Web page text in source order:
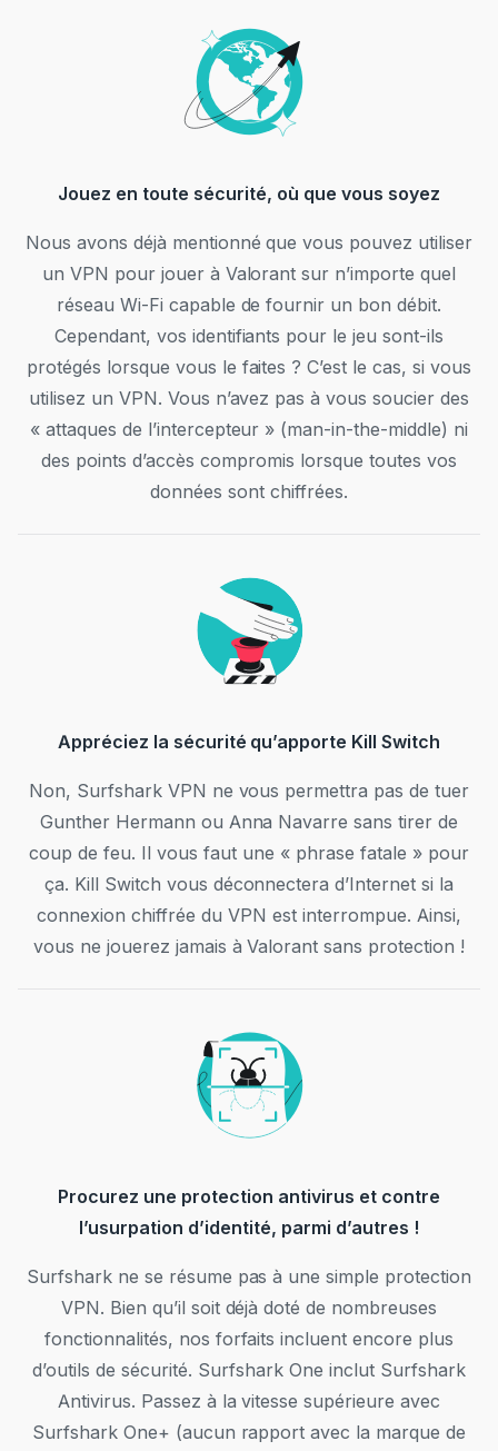
Jouez en toute sécurité, où que vous soyez
Nous avons déjà mentionné que vous pouvez utiliser
un VPN pour jouer à Valorant sur n’importe quel
réseau Wi-Fi capable de fournir un bon débit.
Cependant, vos identifiants pour le jeu sont-ils
protégés lorsque vous le faites ? C’est le cas, si vous
utilisez un VPN. Vous n’avez pas à vous soucier des
« attaques de l’intercepteur » (man-in-the-middle) ni
des points d’accès compromis lorsque toutes vos
données sont chiffrées.
Appréciez la sécurité qu’apporte Kill Switch
Non, Surfshark VPN ne vous permettra pas de tuer
Gunther Hermann ou Anna Navarre sans tirer de
coup de feu. Il vous faut une « phrase fatale » pour
ça. Kill Switch vous déconnectera d’Internet si la
connexion chiffrée du VPN est interrompue. Ainsi,
vous ne jouerez jamais à Valorant sans protection !
Procurez une protection antivirus et contre
l’usurpation d’identité, parmi d’autres !
Surfshark ne se résume pas à une simple protection
VPN. Bien qu’il soit déjà doté de nombreuses
fonctionnalités, nos forfaits incluent encore plus
d’outils de sécurité. Surfshark One inclut Surfshark
Antivirus. Passez à la vitesse supérieure avec
Surfshark One+ (aucun rapport avec la marque de